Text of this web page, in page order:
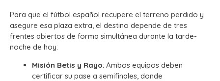
Para que el fútbol español recupere el terreno perdido y
asegure esa plaza extra, el destino depende de tres
frentes abiertos de forma simultánea durante la tarde-
noche de hoy:
Misión Betis y Rayo: Ambos equipos deben
certificar su pase a semifinales, donde